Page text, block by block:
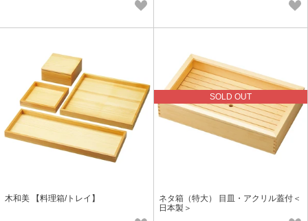
木和美 【料理箱/トレイ】
SOLD OUT
ネタ箱（特大） 目皿・アクリル蓋付＜
日本製＞